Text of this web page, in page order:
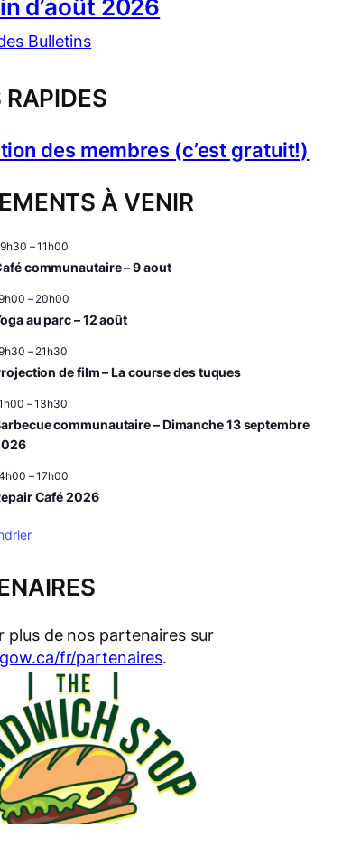
d’août 2026
Bulletins
RAPIDES
des membres (c’est gratuit!)
À VENIR
–11h00
communautaire – 9 aout
– 20h00
au parc – 12 août
– 21h30
de film – La course des tuques
–13h30
communautaire – Dimanche 13 septembre
–17h00
Café 2026
plus de nos partenaires sur
fr/partenaires.